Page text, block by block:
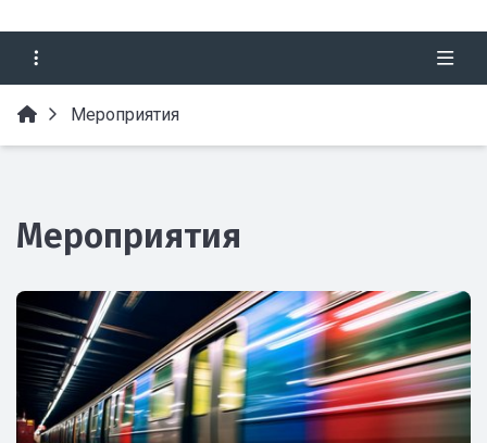
Мероприятия
Мероприятия